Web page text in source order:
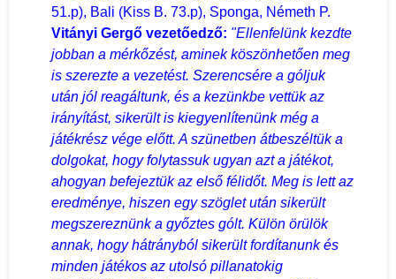
51.p), Bali (Kiss B. 73.p), Sponga, Németh P.
Vitányi Gergő vezetőedző: "Ellenfelünk kezdte
jobban a mérkőzést, aminek köszönhetően meg
is szerezte a vezetést. Szerencsére a góljuk
után jól reagáltunk, és a kezünkbe vettük az
irányítást, sikerült is kiegyenlítenünk még a
játékrész vége előtt. A szünetben átbeszéltük a
dolgokat, hogy folytassuk ugyan azt a játékot,
ahogyan befejeztük az első félidőt. Meg is lett az
eredménye, hiszen egy szöglet után sikerült
megszereznünk a győztes gólt. Külön örülök
annak, hogy hátrányból sikerült fordítanunk és
minden játékos az utolsó pillanatokig